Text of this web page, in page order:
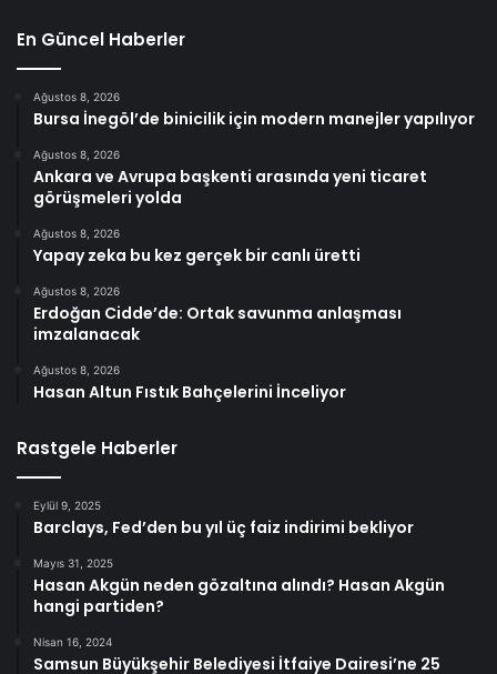
En Güncel Haberler
Ağustos 8, 2026
Bursa İnegöl’de binicilik için modern manejler yapılıyor
Ağustos 8, 2026
Ankara ve Avrupa başkenti arasında yeni ticaret
görüşmeleri yolda
Ağustos 8, 2026
Yapay zeka bu kez gerçek bir canlı üretti
Ağustos 8, 2026
Erdoğan Cidde’de: Ortak savunma anlaşması
imzalanacak
Ağustos 8, 2026
Hasan Altun Fıstık Bahçelerini İnceliyor
Rastgele Haberler
Eylül 9, 2025
Barclays, Fed’den bu yıl üç faiz indirimi bekliyor
Mayıs 31, 2025
Hasan Akgün neden gözaltına alındı? Hasan Akgün
hangi partiden?
Nisan 16, 2024
Samsun Büyükşehir Belediyesi İtfaiye Dairesi’ne 25